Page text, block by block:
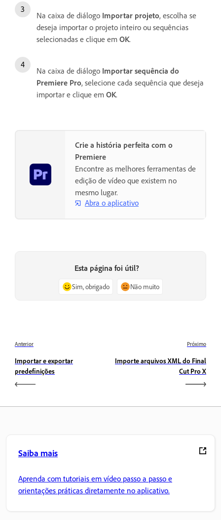
Na caixa de diálogo Importar projeto, escolha se
deseja importar o projeto inteiro ou sequências
selecionadas e clique em OK.
Na caixa de diálogo Importar sequência do
Premiere Pro, selecione cada sequência que deseja
importar e clique em OK.
Crie a história perfeita com o
Premiere
Encontre as melhores ferramentas de
edição de vídeo que existem no
mesmo lugar.
Abra o aplicativo
Esta página foi útil?
Sim, obrigado Não muito
Anterior
Importar e exportar
predefinições
Próximo
Importe arquivos XML do Final
Cut Pro X
Saiba mais
Aprenda com tutoriais em vídeo passo a passo e
orientações práticas diretamente no aplicativo.